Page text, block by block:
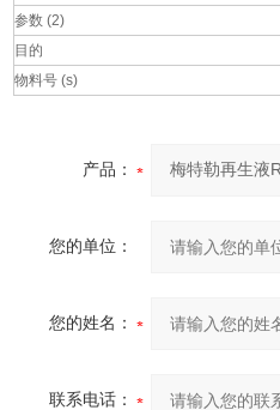
参数 (2)
目的
物料号 (s)
产品：
您的单位：
您的姓名：
联系电话：